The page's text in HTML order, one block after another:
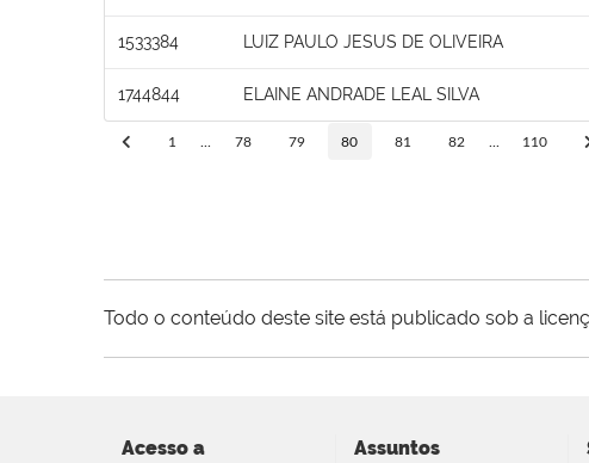
1533384 LUIZ PAULO JESUS DE OLIVEIRA
1744844 ELAINE ANDRADE LEAL SILVA
1 78 79 80 81 82 110
Todo o conteúdo deste site está publicado sob a
Acesso a
Assuntos